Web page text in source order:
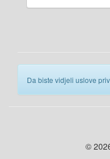
Da biste vidjeli uslove
©